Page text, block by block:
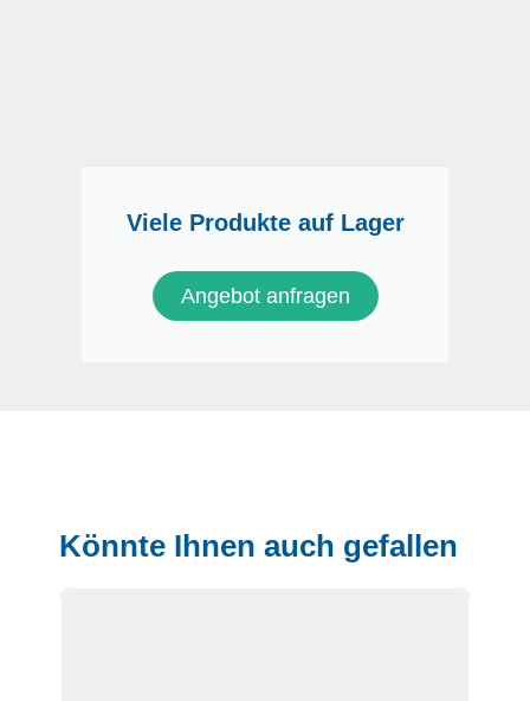
Viele Produkte auf Lager
Angebot anfragen
Könnte Ihnen auch gefallen